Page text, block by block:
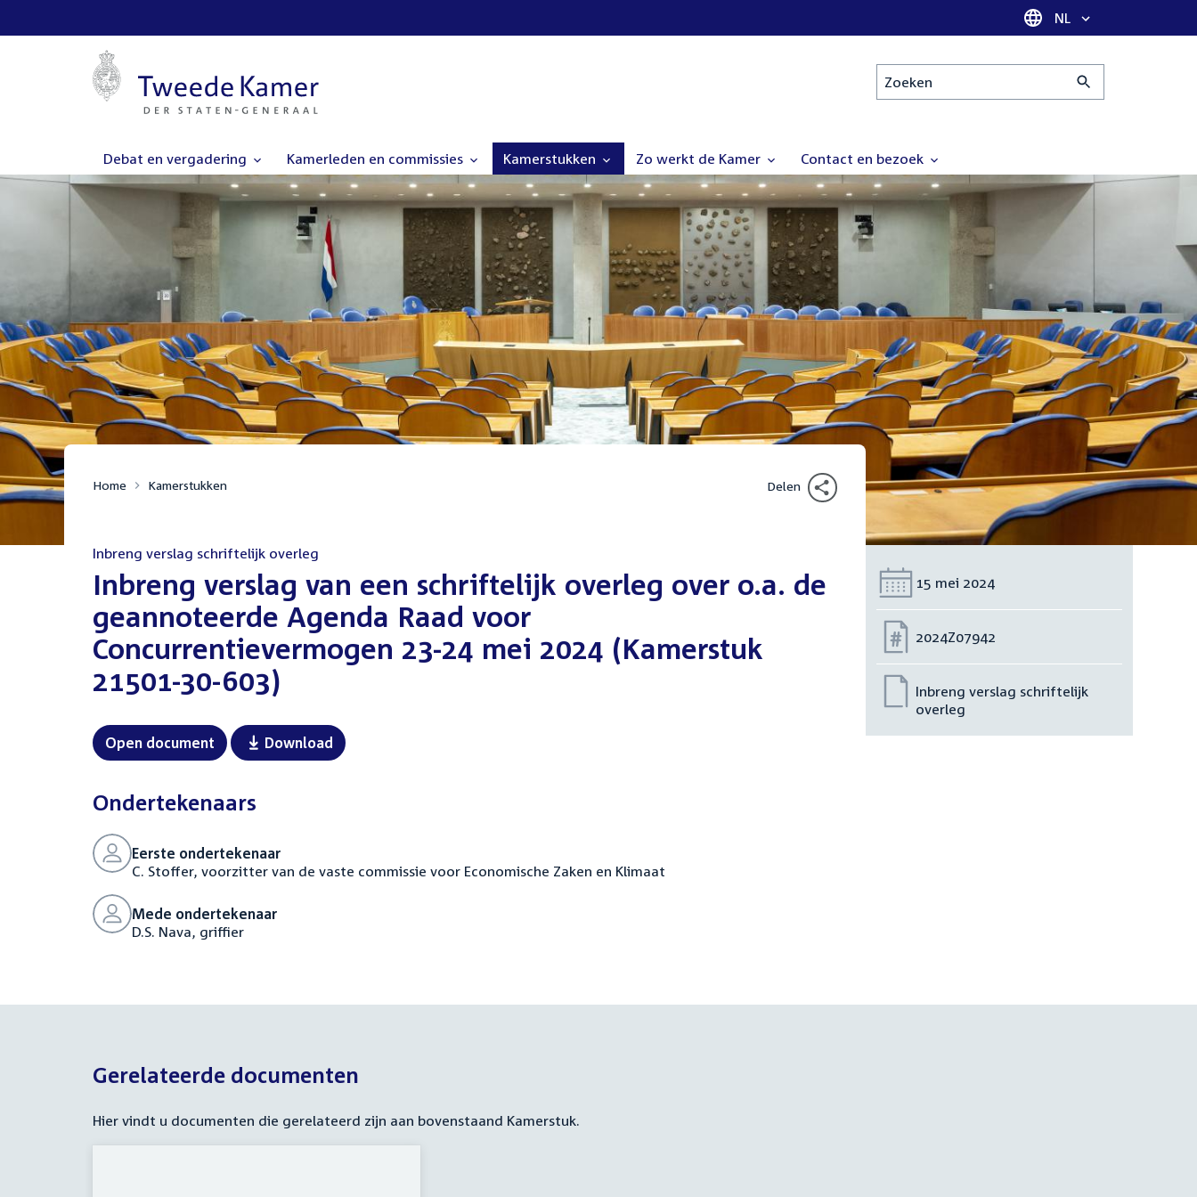
Taal selectie
NL
Zoeken
Debat en vergadering Kamerleden en commissies Kamerstukken Zo werkt de Kamer Contact en bezoek
Home Kamerstukken Delen
Inbreng verslag schriftelijk overleg
:Inbreng verslag van een schriftelijk overleg over o.a. de
geannoteerde Agenda Raad voor
Concurrentievermogen 23-24 mei 2024 (Kamerstuk
21501-30-603)
Open document Download
Ondertekenaars
Eerste ondertekenaar
C. Stoffer, voorzitter van de vaste commissie voor Economische Zaken en Klimaat
Mede ondertekenaar
D.S. Nava, griffier
Datum:
15 mei 2024
Nummer:
2024Z07942
Inbreng verslag schriftelijk
overleg
Gerelateerde documenten
Hier vindt u documenten die gerelateerd zijn aan bovenstaand Kamerstuk.